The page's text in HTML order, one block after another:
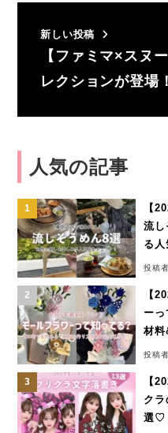
新しい投稿
【ファミマ×スヌ
レクションが登場
人気の記事
【
流
る人
投稿
【
ー
材
投稿
【
ク
選♡